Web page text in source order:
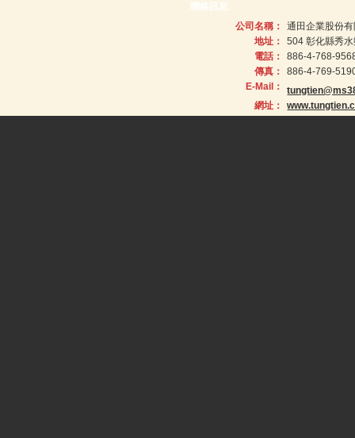
聯絡訊息
公司名稱：
通田企業股份
地址：
504 彰化縣秀
電話：
886-4-768-
傳真：
886-4-769-
E-Mail：
網址：